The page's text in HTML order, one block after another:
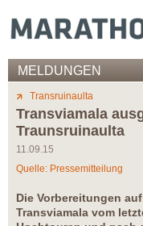
MELDUNGEN
Transruinaulta
Transviamala
Traunsruinaulta
11.09.15
Quelle: Pressemitteilung
Die Vorbereitungen
Transviamala vom